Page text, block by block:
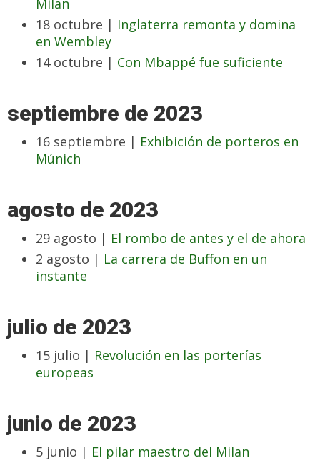
Milan
18 octubre | Inglaterra remonta y domina
en Wembley
14 octubre | Con Mbappé fue suficiente
septiembre de 2023
16 septiembre | Exhibición de porteros en
Múnich
agosto de 2023
29 agosto | El rombo de antes y el de ahora
2 agosto | La carrera de Buffon en un
instante
julio de 2023
15 julio | Revolución en las porterías
europeas
junio de 2023
5 junio | El pilar maestro del Milan